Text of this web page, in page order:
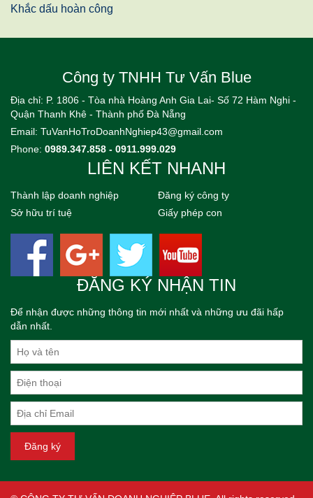
Khắc dấu hoàn công
Công ty TNHH Tư Vấn Blue
Địa chỉ: P. 1806 - Tòa nhà Hoàng Anh Gia Lai- Số 72 Hàm Nghi -
Quận Thanh Khê - Thành phố Đà Nẵng
Email: TuVanHoTroDoanhNghiep43@gmail.com
Phone: 0989.347.858 - 0911.999.029
LIÊN KẾT NHANH
Thành lập doanh nghiệp
Đăng ký công ty
Sở hữu trí tuệ
Giấy phép con
ĐĂNG KÝ NHẬN TIN
Để nhận được những thông tin mới nhất và những ưu đãi hấp
dẫn nhất.